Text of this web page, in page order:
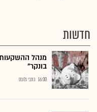
חדשות
מנהל
בונקר"
16:00 כתבי גלובס